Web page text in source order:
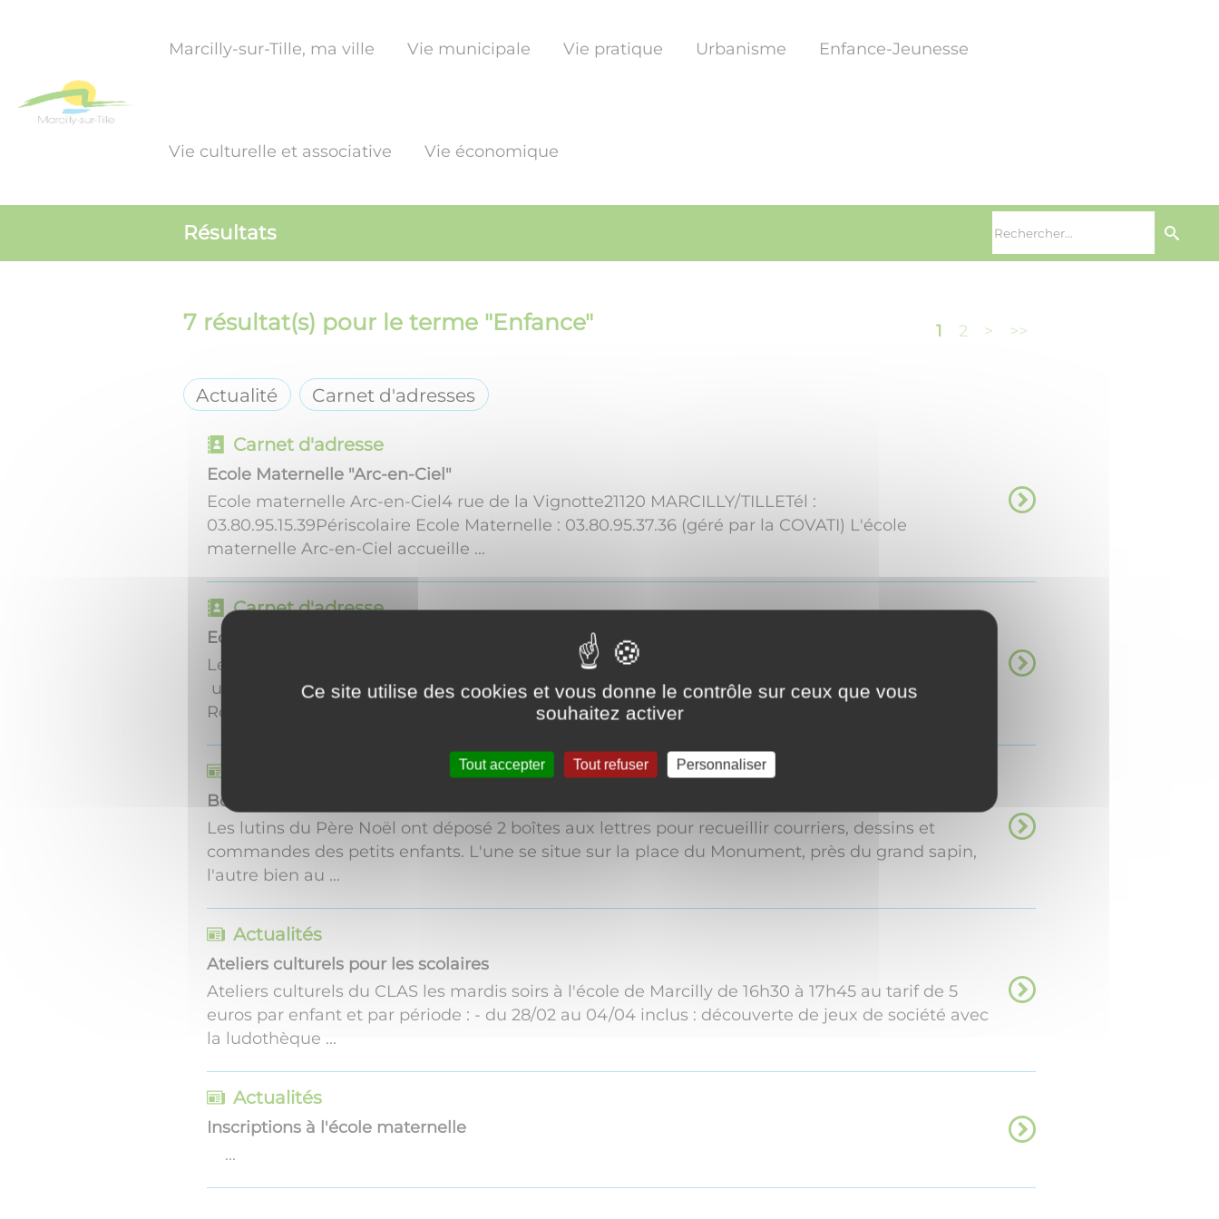
menu
contenu
principal
recherche
pied
Marcilly-sur-Tille, ma ville Vie municipale Vie pratique Urbanisme Enfance-Jeunesse
Vie culturelle et associative Vie économique
Résultats
7résultat(s) pour le terme "Enfance" 1 2 > >>
Actualité Carnet d'adresses
Carnet d'adresse
Ecole Maternelle "Arc-en-Ciel"
Ecole maternelle Arc-en-Ciel4 rue de la Vignotte21120 MARCILLY/TILLETél :
03.80.95.15.39Périscolaire Ecole Maternelle : 03.80.95.37.36 (géré par la COVATI) L'école
maternelle Arc-en-Ciel accueille ...
Carnet d'adresse
Ecole Henri Vincenot
Le groupe scolaire a été construit en 1994 et est composé de 6 classes.Il accueille également
un restaurant scolaire et le périscolaire gérés par la COVATI.La directrice est Mme Sandrine
Rondi. Horaires ...
Boîtes aux lettres du Père Noël
Les lutins du Père Noël ont déposé 2 boîtes aux lettres pour recueillir courriers, dessins et
commandes des petits enfants. L'une se situe sur la place du Monument, près du grand sapin,
l'autre bien au ...
Actualités
Ateliers culturels pour les scolaires
Ateliers culturels du CLAS les mardis soirs à l'école de Marcilly de 16h30 à 17h45 au tarif de 5
euros par enfant et par période : - du 28/02 au 04/04 inclus : découverte de jeux de société avec
la ludothèque ...
Actualités
Inscriptions à l'école maternelle
...
Ce site utilise des cookies et vous donne le contrôle sur ceux que vous
souhaitez activer
Tout accepter Tout refuser Personnaliser